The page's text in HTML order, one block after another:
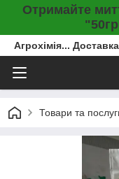
Отримайте
Агрохімія...
Товари та